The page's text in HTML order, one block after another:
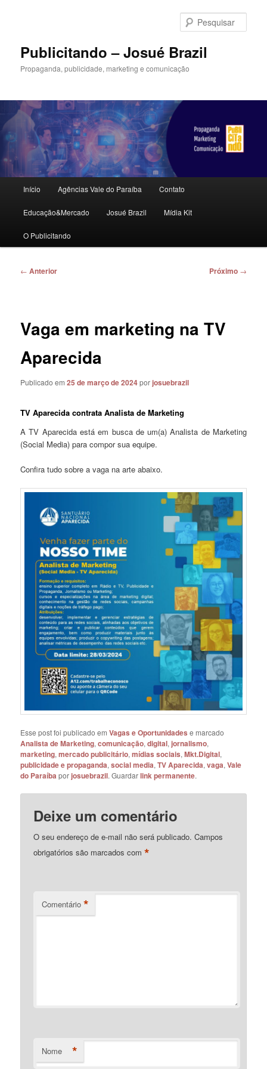
principalPublicitando – Josué Brazil
Propaganda, publicidade, marketing e comunicação
principal
Início Agências Vale do Paraíba Contato
Educação&Mercado Josué Brazil Mídia Kit
O Publicitando
Navegação
← Anterior Próximo →
Vaga em marketing na TV
Aparecida
Publicado em25 de março de 2024porjosuebrazil
TV Aparecida contrata Analista de Marketing
A TV Aparecida está em busca de um(a) Analista de Marketing
(Social Media) para compor sua equipe.
Confira tudo sobre a vaga na arte abaixo.
Esse post foi publicado emVagas e Oportunidades e marcado
Analista de Marketing,comunicação,digital,jornalismo,
marketing,mercado publicitário,mídias sociais,Mkt.Digital,
publicidade e propaganda,social media,TV Aparecida,vaga,Vale
do Paraíba porjosuebrazil. Guardarlink permanente.
Deixe um comentário
O seu endereço de e-mail não será publicado. Campos
obrigatórios são marcados com*
Comentário *
Nome *